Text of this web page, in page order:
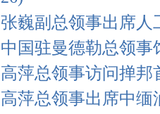
张巍副总领事出席人
中国驻曼德勒总领事
高萍总领事访问掸邦
高萍总领事出席中缅